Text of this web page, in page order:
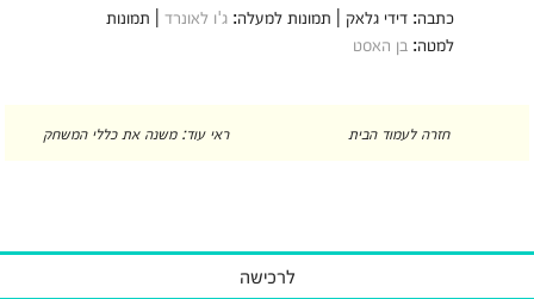
כתבה: דידי גלאק | תמונות למעלה:ג'ו לאונרד | תמונות
למטה: בן האסט
חזרה לעמוד הבית ראי עוד: משנה את כללי המשחק
לרכישה